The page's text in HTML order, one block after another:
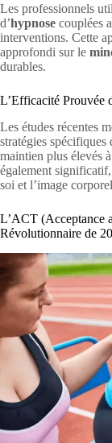
Les professionnels
d’hypnose couplées
interventions. Cette
approfondi sur le
durables.
L’Efficacité Prouvée
Les études récentes
stratégies spécifiques
maintien plus élevés
également
soi et l’image
L’ACT (Acceptance
Révolutionnaire de